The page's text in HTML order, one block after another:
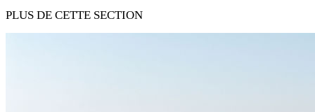
PLUS DE CETTE SECTION